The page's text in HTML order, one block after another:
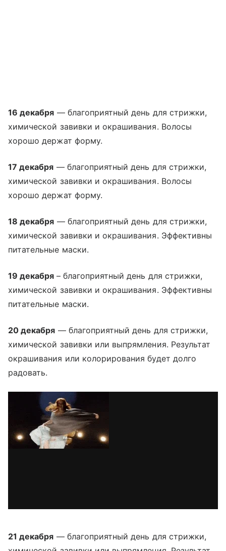
16 декабря — благоприятный день для стрижки,
химической завивки и окрашивания. Волосы
хорошо держат форму.
17 декабря — благоприятный день для стрижки,
химической завивки и окрашивания. Волосы
хорошо держат форму.
18 декабря — благоприятный день для стрижки,
химической завивки и окрашивания. Эффективны
питательные маски.
19 декабря – благоприятный день для стрижки,
химической завивки и окрашивания. Эффективны
питательные маски.
20 декабря — благоприятный день для стрижки,
химической завивки или выпрямления. Результат
окрашивания или колорирования будет долго
радовать.
21 декабря — благоприятный день для стрижки,